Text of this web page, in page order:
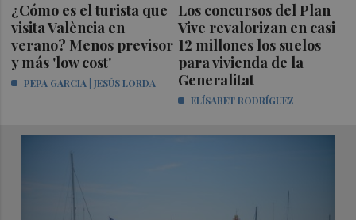
¿Cómo es el turista que
visita València en
verano? Menos previsor
y más 'low cost'
PEPA GARCIA | JESÚS LORDA
Los concursos del Plan
Vive revalorizan en casi
12 millones los suelos
para vivienda de la
Generalitat
ELÍSABET RODRÍGUEZ